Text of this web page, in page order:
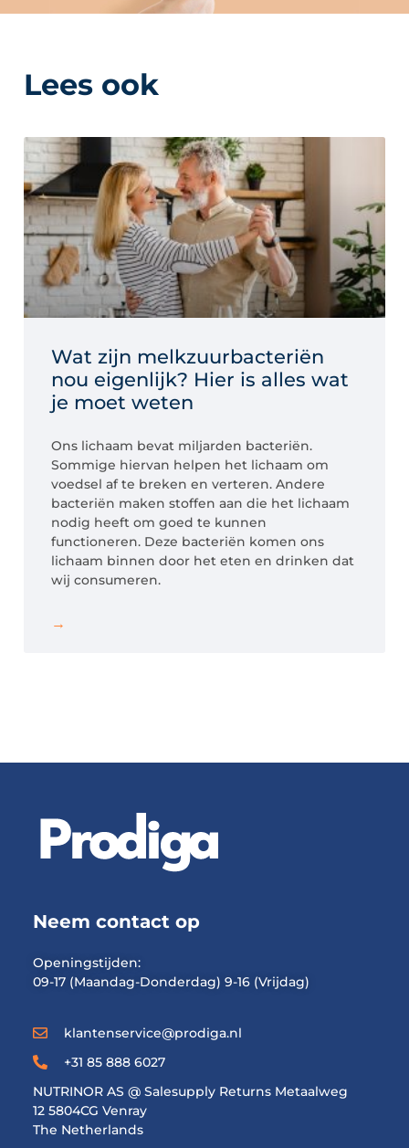
Lees ook
Wat zijn melkzuurbacteriën
nou eigenlijk? Hier is alles wat
je moet weten
Ons lichaam bevat miljarden bacteriën.
Sommige hiervan helpen het lichaam om
voedsel af te breken en verteren. Andere
bacteriën maken stoffen aan die het lichaam
nodig heeft om goed te kunnen
functioneren. Deze bacteriën komen ons
lichaam binnen door het eten en drinken dat
wij consumeren.
→
Neem contact op
Openingstijden:
09-17 (Maandag-Donderdag) 9-16 (Vrijdag)
klantenservice@prodiga.nl
+31 85 888 6027
NUTRINOR AS @ Salesupply Returns Metaalweg
12 5804CG Venray
The Netherlands